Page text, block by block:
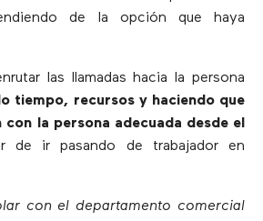
de la opción que haya
las llamadas hacia la persona
tiempo, recursos y haciendo que
con la persona adecuada desde el
de ir pasando de trabajador en
con el departamento comercial